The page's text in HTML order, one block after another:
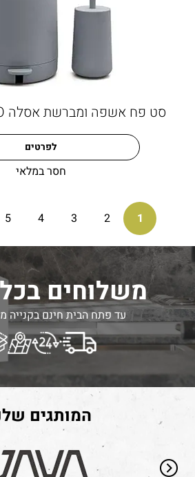
סט פח אשפה ומברשת אסלה MONACO אפור
לפרטים
חסר במלאי
1
2
3
4
5
משלוחים
עד פתח הבית חינם בקנייה מעל
המותגים